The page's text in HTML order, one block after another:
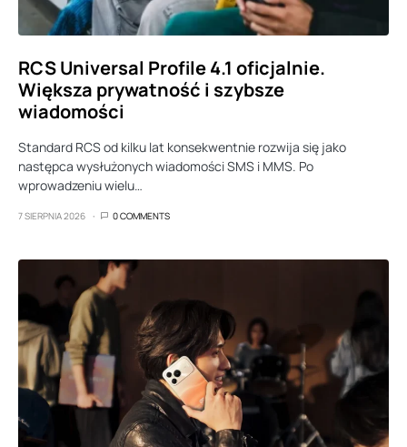
RCS Universal Profile 4.1 oficjalnie.
Większa prywatność i szybsze
wiadomości
Standard RCS od kilku lat konsekwentnie rozwija się jako
następca wysłużonych wiadomości SMS i MMS. Po
wprowadzeniu wielu…
7 SIERPNIA 2026 0 COMMENTS